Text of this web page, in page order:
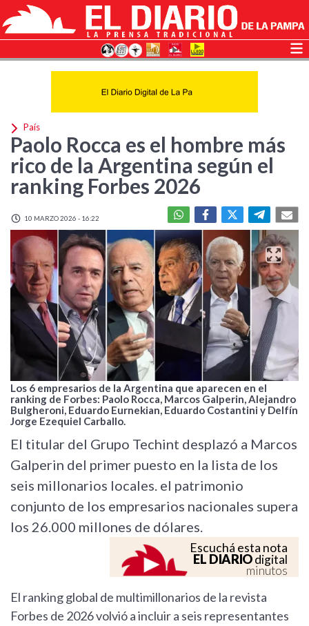
País
Paolo Rocca es el hombre más
rico de la Argentina según el
ranking Forbes 2026
10 MARZO 2026 - 16:22
Los 6 empresarios de la Argentina que aparecen en el
ranking de Forbes: Paolo Rocca, Marcos Galperin, Alejandro
Bulgheroni, Eduardo Eurnekian, Eduardo Costantini y Delfín
Jorge Ezequiel Carballo.
El titular del Grupo Techint desplazó a Marcos
Galperin del primer puesto en la lista de los
seis millonarios locales. el patrimonio
conjunto de los empresarios nacionales supera
los 26.000 millones de dólares.
Escuchá esta nota
EL DIARIOdigital
minutos
El ranking global de multimillonarios de la revista
Forbes de 2026 volvió a incluir a seis representantes